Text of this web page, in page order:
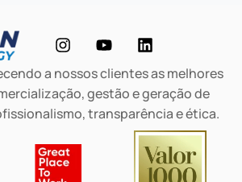
a nossos clientes as melhores
gestão e geração de
transparência e ética.